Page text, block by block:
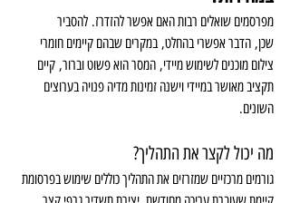
מפרסמים שואלים רבות האם אפשר להזדרז. להסביר
שכן, הדבר אפשרי בהחלט, במקרים שבהם קיימים חומרי
צילום מוכנים לשימוש מיידי, המסר הוא פשוט וברור, קיים
תקציב מאושר במיידי וישנה זמינות מדיה פנויה בערוצים
השונים.
מה יכול לקצר את התהליך?
גורמים מרכזיים שמזרזים את התהליך כוללים שימוש בפרסומת